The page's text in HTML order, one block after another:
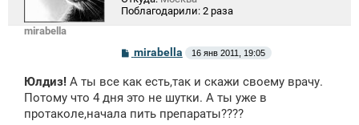
mirabella
Поблагодарили: 2 раза
С
б
щ
н
mirabella 16 янв 2011, 19:05
Юлдиз! А ты все как есть,так и скажи своему врачу.
Потому что 4 дня это не шутки. А ты уже в
протаколе,начала пить препараты????